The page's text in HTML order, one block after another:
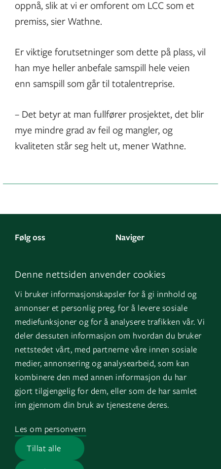
Denne nettsiden anvender cookies
Vi bruker informasjonskapsler for å gi innhold og
annonser et personlig preg, for å levere sosiale
mediefunksjoner og for å analysere trafikken vår. Vi
deler dessuten informasjon om hvordan du bruker
nettstedet vårt, med partnerne våre innen sosiale
medier, annonsering og analysearbeid, som kan
kombinere den med annen informasjon du har
gjort tilgjengelig for dem, eller som de har samlet
inn gjennom din bruk av tjenestene deres.
Tillat alle
Les om personvern
oppnå, slik at vi er omforent om LCC som et
premiss, sier Wathne.
Er viktige forutsetninger som dette på plass, vil
han mye heller anbefale samspill hele veien
enn samspill som går til totalentreprise.
– Det betyr at man fullfører prosjektet, det blir
mye mindre grad av feil og mangler, og
kvaliteten står seg helt ut, mener Wathne.
Følg oss
Facebook
Instagram
YouTube
Naviger
Om oss
GK Sverige
GK Danmark
Snarveier
Fakturainformasjon
HMS
Jobb i GK
Presserom
Logg inn
Mine bygg